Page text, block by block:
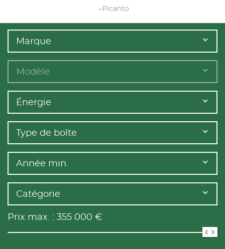
Picanto
Marque
Modèle
Énergie
Type de boîte
Année min.
Catégorie
Prix max. : 355 000 €